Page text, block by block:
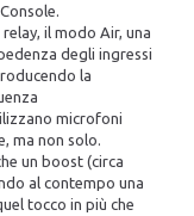
il modo Air, una
degli ingressi
la
microfoni
ma non solo.
un boost (circa
al contempo una
tocco in più che